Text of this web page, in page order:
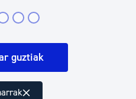
guztiak